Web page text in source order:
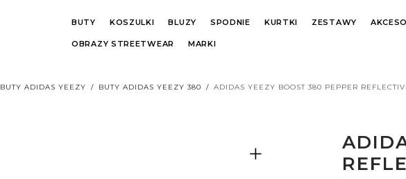
BUTY KOSZULKI BLUZY SPODNIE KURTKI ZESTAWY
OBRAZY STREETWEAR MARKI
BUTY ADIDAS YEEZY / BUTY ADIDAS YEEZY 380 / ADIDAS YEEZY BOOST 380 PEPPER